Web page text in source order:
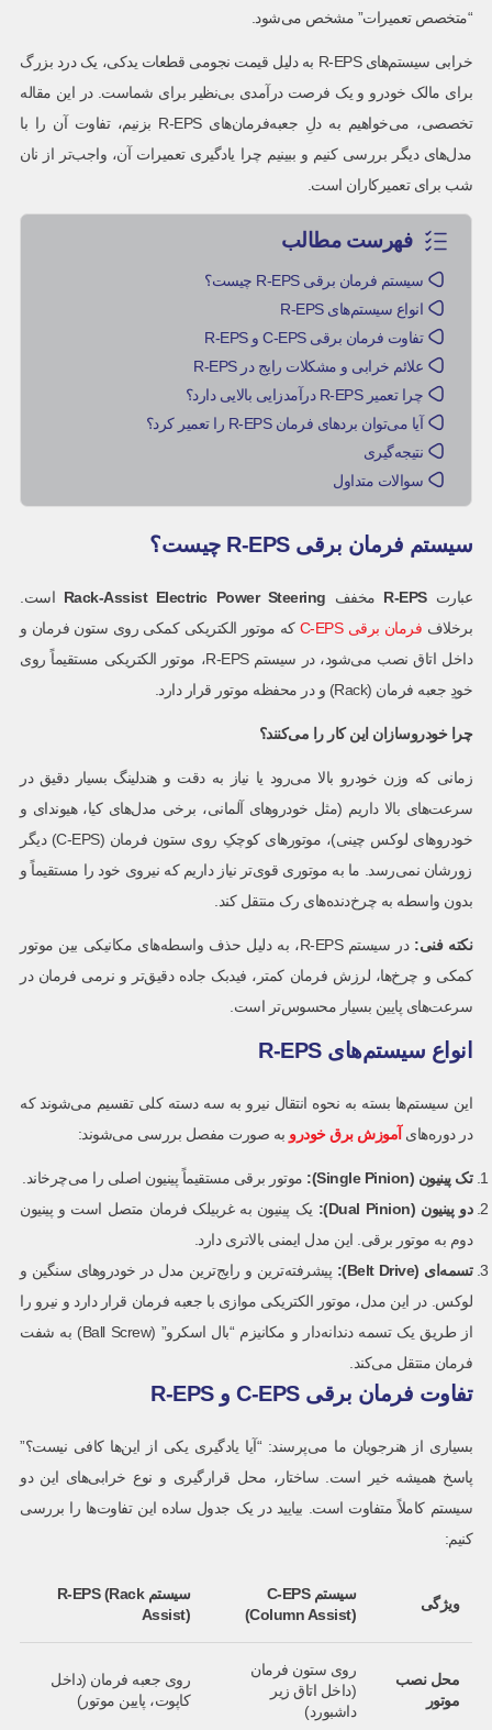
“متخصص تعمیرات” مشخص می‌شود.
خرابی سیستم‌های R-EPS به دلیل قیمت نجومی قطعات یدکی، یک درد بزرگ
برای مالک خودرو و یک فرصت درآمدی بی‌نظیر برای شماست. در این مقاله
تخصصی، می‌خواهیم به دلِ جعبه‌فرمان‌های R-EPS بزنیم، تفاوت آن را با
مدل‌های دیگر بررسی کنیم و ببینیم چرا یادگیری تعمیرات آن، واجب‌تر از نان
شب برای تعمیرکاران است.
فهرست مطالب
سیستم فرمان برقی R-EPS چیست؟
انواع سیستم‌های R-EPS
تفاوت فرمان برقی C-EPS و R-EPS
علائم خرابی و مشکلات رایج در R-EPS
چرا تعمیر R-EPS درآمدزایی بالایی دارد؟
آیا می‌توان بردهای فرمان R-EPS را تعمیر کرد؟
نتیجه‌گیری
سوالات متداول
سیستم فرمان برقی R-EPS چیست؟
عبارتR-EPS مخفف Rack-Assist Electric Power Steering است.
برخلاف فرمان برقی C-EPS
که موتور الکتریکی کمکی روی ستون فرمان و
داخل اتاق نصب می‌شود، در سیستم R-EPS، موتور الکتریکی مستقیماً روی
خودِ جعبه فرمان (Rack) و در محفظه موتور قرار دارد.
چرا خودروسازان این کار را می‌کنند؟
زمانی که وزن خودرو بالا می‌رود یا نیاز به دقت و هندلینگ بسیار دقیق در
سرعت‌های بالا داریم (مثل خودروهای آلمانی، برخی مدل‌های کیا، هیوندای و
خودروهای لوکس چینی)، موتورهای کوچکِ روی ستون فرمان (C-EPS) دیگر
زورشان نمی‌رسد. ما به موتوری قوی‌تر نیاز داریم که نیروی خود را مستقیماً و
بدون واسطه به چرخ‌دنده‌های رک منتقل کند.
نکته فنی:
در سیستم R-EPS، به دلیل حذف واسطه‌های مکانیکی بین موتور
کمکی و چرخ‌ها، لرزش فرمان کمتر، فیدبک جاده دقیق‌تر و نرمی فرمان در
سرعت‌های پایین بسیار محسوس‌تر است.
انواع سیستم‌های R-EPS
این سیستم‌ها بسته به نحوه انتقال نیرو به سه دسته کلی تقسیم می‌شوند که
در دوره‌های آموزش برق خودرو به صورت مفصل بررسی می‌شوند:
تک پینیون (Single Pinion):
موتور برقی مستقیماً پینیون اصلی را می‌چرخاند.
دو پینیون (Dual Pinion):
یک پینیون به غربیلک فرمان متصل است و پینیون
دوم به موتور برقی. این مدل ایمنی بالاتری دارد.
تسمه‌ای (Belt Drive):
پیشرفته‌ترین و رایج‌ترین مدل در خودروهای سنگین و
لوکس. در این مدل، موتور الکتریکی موازی با جعبه فرمان قرار دارد و نیرو را
از طریق یک تسمه دندانه‌دار و مکانیزم “بال اسکرو” (Ball Screw) به شفت
فرمان منتقل می‌کند.
تفاوت فرمان برقی C-EPS و R-EPS
بسیاری از هنرجویان ما می‌پرسند: “آیا یادگیری یکی از این‌ها کافی نیست؟”
پاسخ همیشه خیر است. ساختار، محل قرارگیری و نوع خرابی‌های این دو
سیستم کاملاً متفاوت است. بیایید در یک جدول ساده این تفاوت‌ها را بررسی
کنیم:
ویژگی
سیستم C-EPS
(Column Assist)
سیستم R-EPS (Rack
Assist)
محل نصب
موتور
روی ستون فرمان
(داخل اتاق زیر
داشبورد)
روی جعبه فرمان (داخل
کاپوت، پایین موتور)